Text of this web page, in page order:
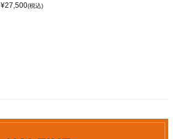
¥27,500(税込)